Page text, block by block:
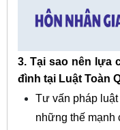
3. Tại sao nên lựa
đình tại Luật Toàn
Tư vấn pháp
những thế mạnh